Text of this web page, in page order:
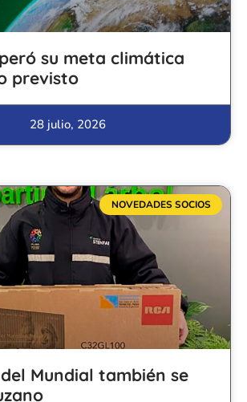
su meta climática
previsto
28 julio, 2026
NOVEDADES SOCIOS
Mundial también se